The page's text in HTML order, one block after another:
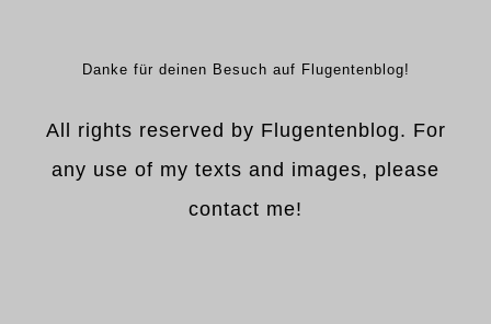
Danke für deinen Besuch auf Flugentenblog!
All rights reserved by Flugentenblog. For
any use of my texts and images, please
contact me!